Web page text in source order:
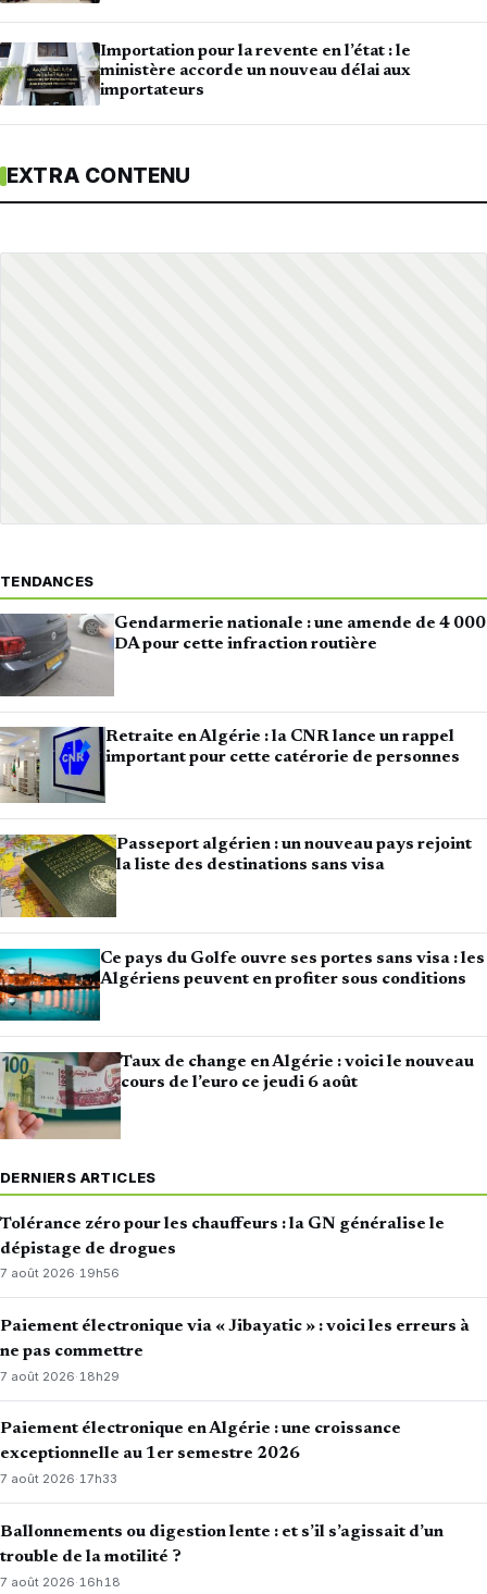
Importation pour la revente en l’état : le
ministère accorde un nouveau délai aux
importateurs
EXTRA CONTENU
TENDANCES
Gendarmerie nationale : une amende de 4 000
DA pour cette infraction routière
Retraite en Algérie : la CNR lance un rappel
important pour cette catérorie de personnes
Passeport algérien : un nouveau pays rejoint
la liste des destinations sans visa
Ce pays du Golfe ouvre ses portes sans visa : les
Algériens peuvent en profiter sous conditions
Taux de change en Algérie : voici le nouveau
cours de l’euro ce jeudi 6 août
DERNIERS ARTICLES
Tolérance zéro pour les chauffeurs : la GN généralise le
dépistage de drogues
7 août 2026·19h56
Paiement électronique via « Jibayatic » : voici les erreurs à
ne pas commettre
7 août 2026· 18h29
Paiement électronique en Algérie : une croissance
exceptionnelle au 1er semestre 2026
7 août 2026·17h33
Ballonnements ou digestion lente : et s’il s’agissait d’un
trouble de la motilité ?
7 août 2026· 16h18